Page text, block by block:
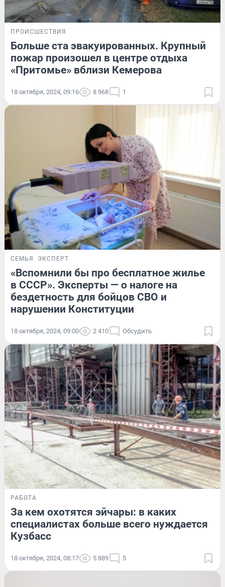
ПРОИСШЕСТВИЯ
Больше ста эвакуированных. Крупный
пожар произошел в центре отдыха
«Притомье» вблизи Кемерова
18 октября, 2024, 09:16 8 968 1
СЕМЬЯ ЭКСПЕРТ
«Вспомнили бы про бесплатное жилье
в СССР». Эксперты — о налоге на
бездетность для бойцов СВО и
нарушении Конституции
18 октября, 2024, 09:00 2 410 Обсудить
РАБОТА
За кем охотятся эйчары: в каких
специалистах больше всего нуждается
Кузбасс
18 октября, 2024, 08:17 5 889 5